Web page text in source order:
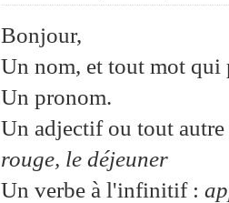
Bonjour,
Un nom, et tout mot qui
Un pronom.
Un adjectif ou tout
rouge, le déjeuner
Un verbe à l'infinitif :